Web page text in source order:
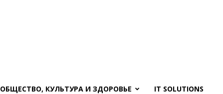
ОБЩЕСТВО, КУЛЬТУРА И ЗДОРОВЬЕ IT SOLUTIONS